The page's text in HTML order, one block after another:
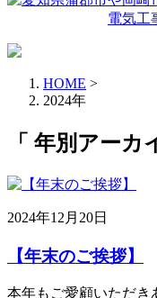
HOME >
2024年
「 年別アーカ
2024年12月20日
【年末のご挨拶】
本年もご愛顧いただき